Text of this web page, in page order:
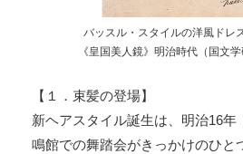
バッスル・スタイルの洋風ドレ
《皇国美人鏡》明治時代（国文学
【１．束髪の登場】
新ヘアスタイル誕生は、明治16年
鳴館での舞踏会がきっかけのひと